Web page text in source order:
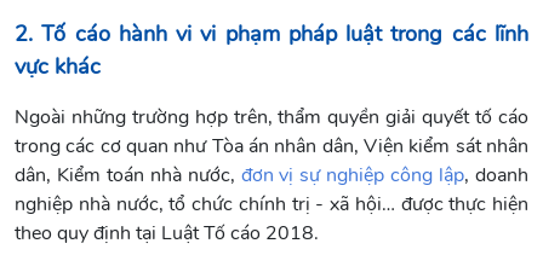
2. Tố cáo hành vi vi phạm pháp luật trong các lĩnh
vực khác
Ngoài những trường hợp trên, thẩm quyền giải quyết tố cáo
trong các cơ quan như Tòa án nhân dân, Viện kiểm sát nhân
dân, Kiểm toán nhà nước, đơn vị sự nghiệp công lập, doanh
nghiệp nhà nước, tổ chức chính trị - xã hội… được thực hiện
theo quy định tại Luật Tố cáo 2018.